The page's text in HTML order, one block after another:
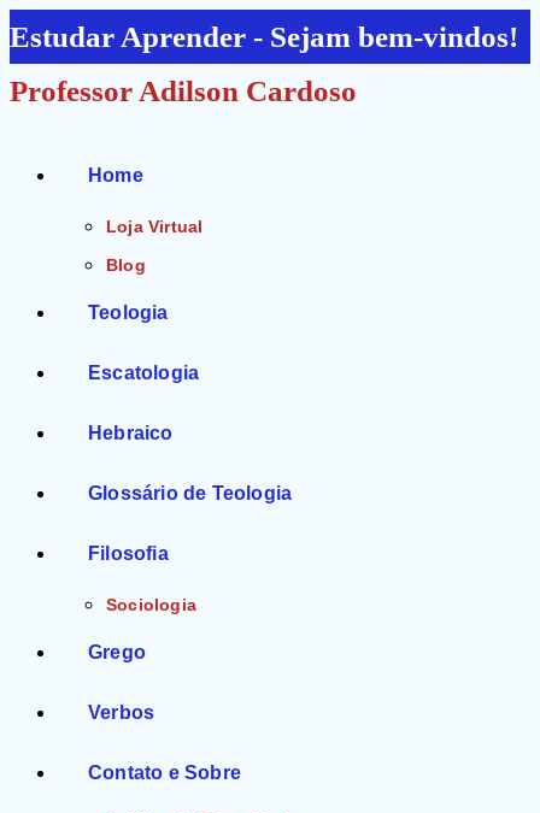
Ir
para
o
Estudar Aprender - Sejam bem-vindos!
Professor Adilson Cardoso
Home
Loja Virtual
Blog
Teologia
Escatologia
Hebraico
Glossário de Teologia
Filosofia
Sociologia
Grego
Verbos
Contato e Sobre